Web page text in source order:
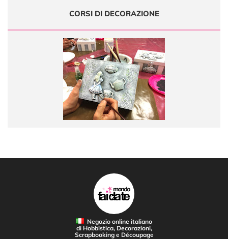
CORSI DI DECORAZIONE
Negozio online italiano
di Hobbistica, Decorazioni,
Scrapbooking e Découpage